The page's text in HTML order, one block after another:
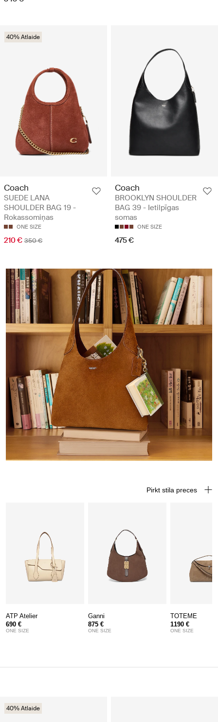
40% Atlaide
Coach
SUEDE LANA
SHOULDER BAG 19 -
Rokassomiņas
ONE SIZE
210 € 350 €
Coach
BROOKLYN SHOULDER
BAG 39 - Ietilpīgas
somas
ONE SIZE
475 €
40% Atlaide
Pirkt stila preces
ATP Atelier
690 €
ONE SIZE
Ganni
875 €
ONE SIZE
TOTEME
1190 €
ONE SIZE